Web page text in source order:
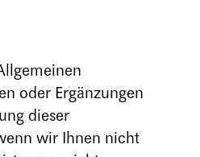
oder Ergänzungen
dieser
wir Ihnen nicht